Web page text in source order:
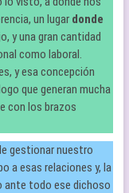
un lugar donde
y una gran cantidad
como laboral.
y esa concepción
que generan mucha
con los brazos
gestionar nuestro
a esas relaciones y, la
ante todo ese dichoso